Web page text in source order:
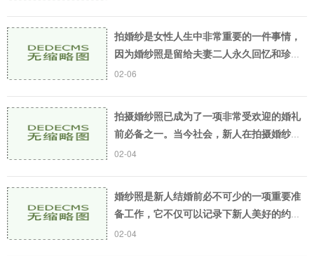
拍婚纱是女性人生中非常重要的一件事情，
因为婚纱照是留给夫妻二人永久回忆和珍藏
的纪念，所以每一个小细节都需要仔细准
02-06
拍摄婚纱照已成为了一项非常受欢迎的婚礼
前必备之一。当今社会，新人在拍摄婚纱照
时，自己的服装选择成为了一件十分头痛的
02-04
婚纱照是新人结婚前必不可少的一项重要准
备工作，它不仅可以记录下新人美好的约会
和相处时光，还可以为新人留下一件永久珍
02-04